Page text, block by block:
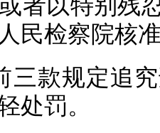
者以特别残
民检察院核
款规定追究
处罚。